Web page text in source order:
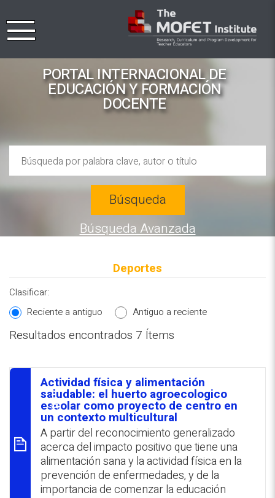
PORTAL INTERNACIONAL DE
EDUCACIÓN Y FORMACIÓN
DOCENTE
REPOSITORIO EN LÍNEA DE
CONTENIDOS ACADÉMICOS SOBRE
EDUCACIÓN Y FORMACIÓN DEL
PROFESORADO
Búsqueda
Búsqueda Avanzada
Deportes
Clasificar:
Reciente a antiguo
Antiguo a reciente
Resultados encontrados 7 Ítems
סיכום
Actividad física y alimentación
saludable: el huerto agroecologico
escolar como proyecto de centro en
un contexto multicultural
A partir del reconocimiento generalizado
acerca del impacto positivo que tiene una
alimentación sana y la actividad física en la
prevención de enfermedades, y de la
importancia de comenzar la educación